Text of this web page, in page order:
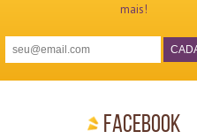
mais!
Facebook